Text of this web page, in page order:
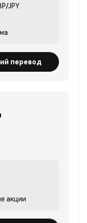
JPY
перевод
акции